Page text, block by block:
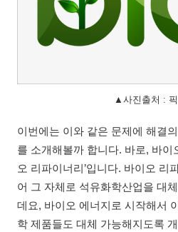
▲사진출처 :
이번에는 이와 같은 문제에 해결
를 소개해볼까 합니다. 바로, 바이
오 리파이너리’입니다. 바이오 리
어 그 자체로 석유화학산업을 대
데요, 바이오 에너지로 시작해서
학 제품들도 대체 가능해지도록